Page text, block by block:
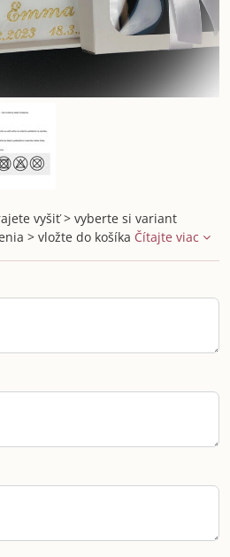
vyšiť > vyberte si variant
> vložte do košíka Čítajte viac